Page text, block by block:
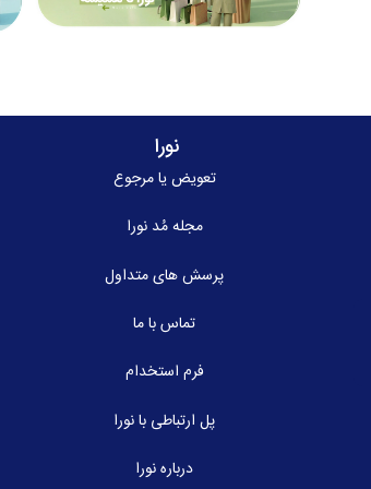
نورا
تعویض یا مرجوع
مجلهمُد نورا
پرسش های متداول
تماس با ما
فرم استخدام
پل ارتباطی با نورا
درباره نورا